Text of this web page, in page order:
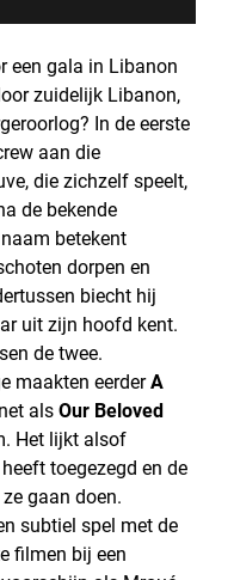
een gala in Libanon
zuidelijk Libanon,
In de eerste
aan die
die zichzelf speelt,
de bekende
betekent
dorpen en
biecht hij
uit zijn hoofd kent.
de twee.
maakten eerderA
als Our Beloved
Het lijkt alsof
toegezegd en de
gaan doen.
subtiel spel met de
filmen bij een